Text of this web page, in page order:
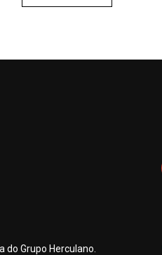
do Grupo Herculano.